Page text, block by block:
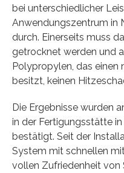
bei unterschiedlicher
Anwendungszentrum in
durch. Einerseits muss
getrocknet werden und
Polypropylen, das einen
besitzt, keinen
Die Ergebnisse wurden
in der Fertigungsstätte
bestätigt. Seit der
System mit schnellen
vollen Zufriedenheit von